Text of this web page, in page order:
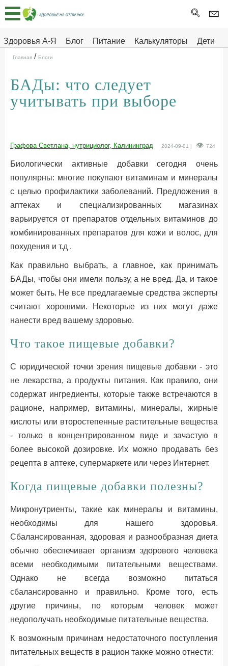
Здоровья А-Я Блог Питание Калькуляторы
Дети
Главная
Тесты
Про
ДЕТЯМ
Главная / Блоги
БАДы: что следует
учитывать при выборе
Графова Светлана, нутрициолог, Калининград 2024-09-01 | 724
Биологически активные добавки сегодня очень
популярны: многие покупают витаминам и минералы
с целью профилактики заболеваний. Предложения в
аптеках и специализированных магазинах
варьируется от препаратов отдельных витаминов до
комбинированных препаратов для кожи и волос, для
похудения и т.д .
Как правильно выбрать, а главное, как принимать
БАДы, чтобы они имели пользу, а не вред. Да, и такое
может быть. Не все предлагаемые средства эксперты
считают хорошими. Некоторые из них могут даже
нанести вред вашему здоровью.
Что такое пищевые добавки?
С юридической точки зрения пищевые добавки - это
не лекарства, а продукты питания. Как правило, они
содержат ингредиенты, которые также встречаются в
рационе, например, витамины, минералы, жирные
кислоты или второстепенные растительные вещества
- только в концентрированном виде и зачастую в
более высокой дозировке. Их можно продавать без
рецепта в аптеке, супермаркете или через Интернет.
Когда пищевые добавки полезны?
Микронутриенты, такие как минералы и витамины,
необходимы для нашего здоровья.
Сбалансированная, здоровая и разнообразная диета
обычно обеспечивает организм здорового человека
всеми необходимыми питательными веществами.
Однако не всегда возможно питаться
сбалансированно и правильно. Кроме того, есть
другие причины, по которым человек может
недополучать необходимые питательные вещества.
К возможным причинам недостаточного поступления
питательных веществ в рацион также можно отнести: